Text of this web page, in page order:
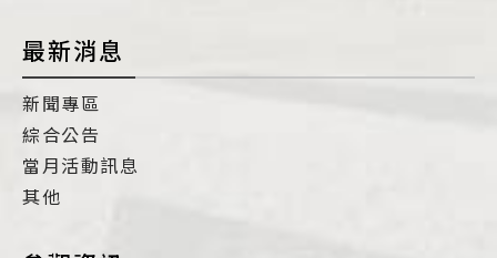
最新消息
新聞專區
綜合公告
當月活動訊息
其他